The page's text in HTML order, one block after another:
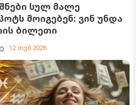
სულ მალე
მოიგებენ: ვინ უნდა
ბილეთი
12 თებ 2026